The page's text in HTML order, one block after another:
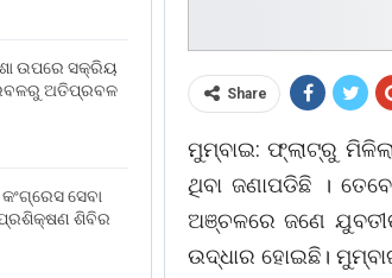
Share
ମୁମ୍ବାଇ: ଫ୍ଲାଟ୍ରୁ
ଥିବା ଜଣାପଡିଛି ।
ଅଞ୍ଚଳରେ ଜଣେ
ଉଦ୍ଧାର ହୋଇଛି।
ଉପରେ ସକ୍ରିୟ
ଅତିପ୍ରବଳ
ସେବା
ଶିବିର